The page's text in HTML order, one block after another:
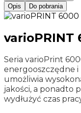
Opis
Do pobrania
varioPRINT
Seria varioPrint
energooszczędne
umożliwia
jakości, a ponadto
wydłużyć czas